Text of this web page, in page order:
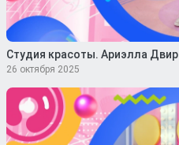
Студия красоты. Ариэлла Двир
26 октября 2025